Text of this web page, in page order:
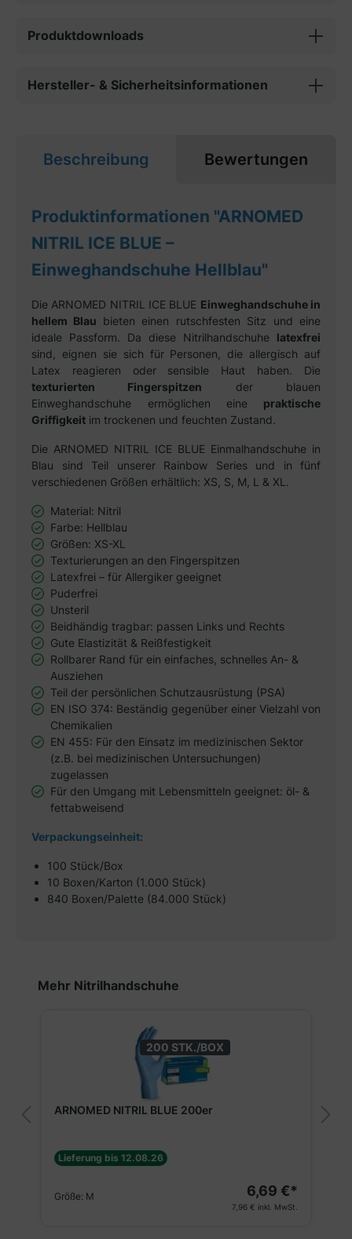
Produktdownloads
Hersteller- & Sicherheitsinformationen
Beschreibung Bewertungen
Produktinformationen "ARNOMED
NITRIL ICE BLUE –
Einweghandschuhe Hellblau"
Die ARNOMED NITRIL ICE BLUE Einweghandschuhe in
hellem Blau bieten einen rutschfesten Sitz und eine
ideale Passform. Da diese Nitrilhandschuhe latexfrei
sind, eignen sie sich für Personen, die allergisch auf
Latex reagieren oder sensible Haut haben. Die
texturierten Fingerspitzen der blauen
Einweghandschuhe ermöglichen eine praktische
Griffigkeit im trockenen und feuchten Zustand.
Die ARNOMED NITRIL ICE BLUE Einmalhandschuhe in
Blau sind Teil unserer Rainbow Series und in fünf
verschiedenen Größen erhältlich: XS, S, M, L & XL.
Material: Nitril
Farbe: Hellblau
Größen: XS-XL
Texturierungen an den Fingerspitzen
Latexfrei – für Allergiker geeignet
Puderfrei
Unsteril
Beidhändig tragbar: passen Links und Rechts
Gute Elastizität & Reißfestigkeit
Rollbarer Rand für ein einfaches, schnelles An- &
Ausziehen
Teil der persönlichen Schutzausrüstung (PSA)
EN ISO 374: Beständig gegenüber einer Vielzahl von
Chemikalien
EN 455: Für den Einsatz im medizinischen Sektor
(z.B. bei medizinischen Untersuchungen)
zugelassen
Für den Umgang mit Lebensmitteln geeignet: öl- &
fettabweisend
Verpackungseinheit:
100 Stück/Box
10 Boxen/Karton (1.000 Stück)
840 Boxen/Palette (84.000 Stück)
Produktgalerie überspringen
Mehr Nitrilhandschuhe
200 STK./BOX
ARNOMED NITRIL BLUE 200er
Lieferung bis 12.08.26
Größe: M 6,69 €*
7,96 € inkl. MwSt.